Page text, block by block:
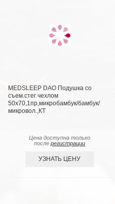
MEDSLEEP DAO Подушка со
съем.стег чехлом
50х70,1пр,микробамбук/бамбук/
микровол.,КТ
Цена доступна только
послерегистрации
УЗНАТЬ ЦЕНУ